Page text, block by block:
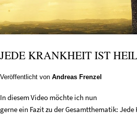
JEDE KRANKHEIT IST
Veröffentlicht von Andreas Frenzel
In diesem Video möchte ich nun
gerne ein Fazit zu der Gesamtthematik: